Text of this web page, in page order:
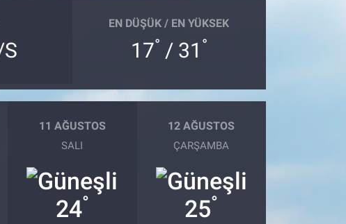
EN DÜŞÜK / EN YÜKSEK
17° / 31 °
11 AĞUSTOS
SALI
24°
12 AĞUSTOS
ÇARŞAMBA
25°